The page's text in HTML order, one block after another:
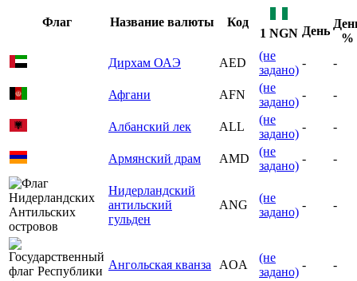
Флаг Название валюты
Код
1 NGN День
%
Дирхам ОАЭ
AED
(не
задано)
- -
Афгани AFN
(не
задано)
- -
Албанский лек ALL
(не
задано)
- -
Армянский драм AMD
(не
задано)
- -
Нидерландский
антильский
гульден
ANG
(не
задано)
- -
Ангольская кванза AOA
(не
задано)
- -